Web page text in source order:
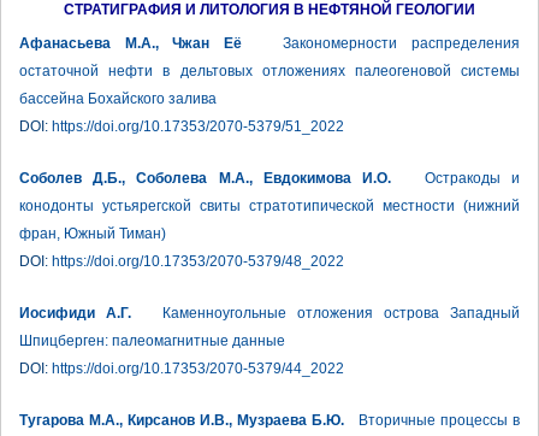
СТРАТИГРАФИЯ И ЛИТОЛОГИЯ В НЕФТЯНОЙ ГЕОЛОГИИ
Афанасьева М.А., Чжан ЕёЗакономерности распределения
остаточной нефти в дельтовых отложениях палеогеновой системы
бассейна Бохайского залива
DOI: https://doi.org/10.17353/2070-5379/51_2022
Соболев Д.Б., Соболева М.А., Евдокимова И.О. Остракоды и
конодонты устьярегской свиты стратотипической местности (нижний
фран, Южный Тиман)
DOI: https://doi.org/10.17353/2070-5379/48_2022
Иосифиди А.Г.Каменноугольные отложения острова Западный
Шпицберген: палеомагнитные данные
DOI: https://doi.org/10.17353/2070-5379/44_2022
Тугарова М.А., Кирсанов И.В., Музраева Б.Ю. Вторичные процессы в